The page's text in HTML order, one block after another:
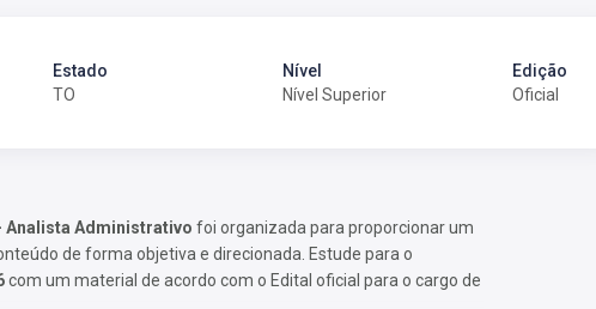
Estado
TO
Nível
Nível Superior
Edição
Oficial
Analista Administrativo foi organizada para proporcionar um
de forma objetiva e direcionada. Estude para o
com um material de acordo com o Edital oficial para o cargo de